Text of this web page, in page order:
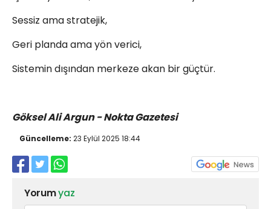
Sessiz ama stratejik,
Geri planda ama yön verici,
Sistemin dışından merkeze akan bir güçtür.
Göksel Ali Argun - Nokta Gazetesi
Güncelleme: 23 Eylül 2025 18:44
Yorumyaz